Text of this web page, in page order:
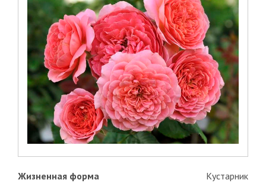
Жизненная форма
Кустарник